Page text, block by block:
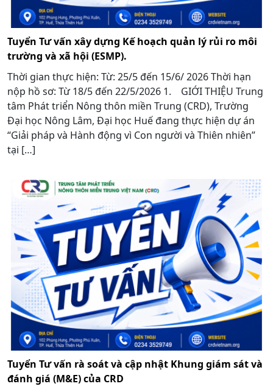
Tuyển Tư vấn xây dựng Kế hoạch quản lý rủi ro môi
trường và xã hội (ESMP).
Thời gian thực hiện: Từ: 25/5 đến 15/6/ 2026 Thời hạn
nộp hồ sơ: Từ 18/5 đến 22/5/2026 1. GIỚI THIỆU Trung
tâm Phát triển Nông thôn miền Trung (CRD), Trường
Đại học Nông Lâm, Đại học Huế đang thực hiện dự án
“Giải pháp và Hành động vì Con người và Thiên nhiên”
tại […]
Tuyển Tư vấn rà soát và cập nhật Khung giám sát và
đánh giá (M&E) của CRD